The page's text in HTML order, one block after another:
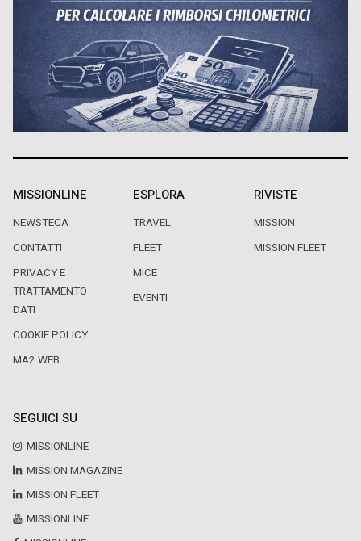
MISSIONLINE
NEWSTECA
CONTATTI
PRIVACY E
TRATTAMENTO
DATI
COOKIE POLICY
MA2 WEB
ESPLORA
TRAVEL
FLEET
MICE
EVENTI
RIVISTE
MISSION
MISSION FLEET
SEGUICI SU
MISSIONLINE
MISSION MAGAZINE
MISSION FLEET
MISSIONLINE